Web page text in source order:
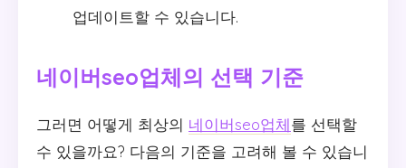
업데이트할 수 있습니다.
네이버seo업체의 선택 기준
그러면 어떻게 최상의 네이버seo업체를 선택할
수 있을까요? 다음의 기준을 고려해 볼 수 있습니